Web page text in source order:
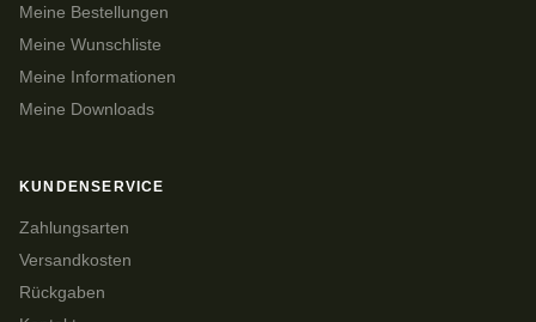
Meine Bestellungen
Meine Wunschliste
Meine Informationen
Meine Downloads
KUNDENSERVICE
Zahlungsarten
Versandkosten
Rückgaben